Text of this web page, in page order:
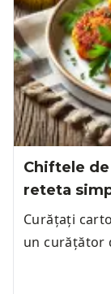
Chiftele
reteta
Curățați
un curățător